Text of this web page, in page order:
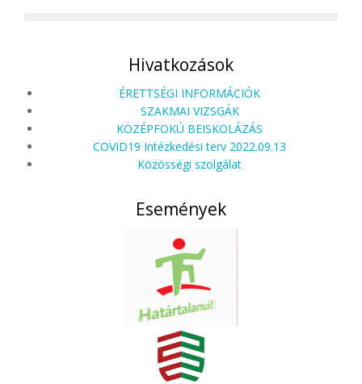
Hivatkozások
ÉRETTSÉGI INFORMÁCIÓK
SZAKMAI VIZSGÁK
KÖZÉPFOKÚ BEISKOLÁZÁS
COVID19 Intézkedési terv 2022.09.13
Közösségi szolgálat
Események